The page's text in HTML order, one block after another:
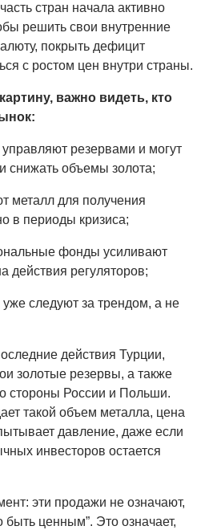
стран начала активно
решить свои внутренние
покрыть дефицит
с ростом цен внутри страны.
важно видеть, кто
резервами и могут
снижать объемы золота;
металл для получения
в периоды кризиса;
фонды усиливают
действия регуляторов;
следуют за трендом, а не
действия Турции,
золотые резервы, а также
стороны России и Польши.
такой объем металла, цена
давление, даже если
инвесторов остается
эти продажи не означают,
быть ценным”. Это означает,